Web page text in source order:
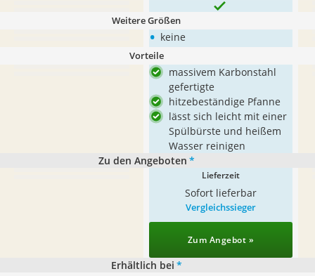
Weitere Größen
• keine
Vorteile
massivem Karbonstahl
gefertigte
hitzebeständige Pfanne
lässt sich leicht mit einer
Spülbürste und heißem
Wasser reinigen
Zu den Angeboten *
Lieferzeit
Sofort lieferbar
Vergleichssieger
Zum Angebot »
Erhältlich bei *